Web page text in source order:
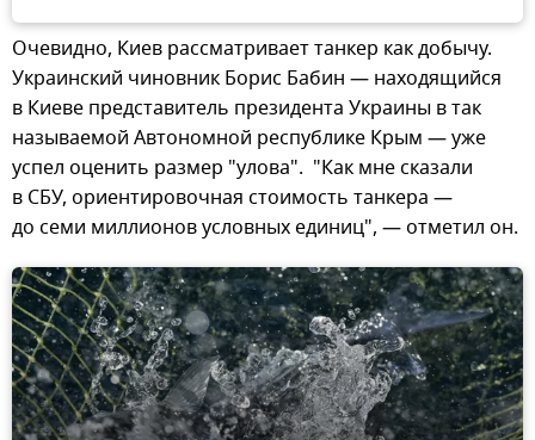
Очевидно, Киев рассматривает танкер как добычу.
Украинский чиновник Борис Бабин — находящийся
в Киеве представитель президента Украины в так
называемой Автономной республике Крым — уже
успел оценить размер "улова". "Как мне сказали
в СБУ, ориентировочная стоимость танкера —
до семи миллионов условных единиц", — отметил он.